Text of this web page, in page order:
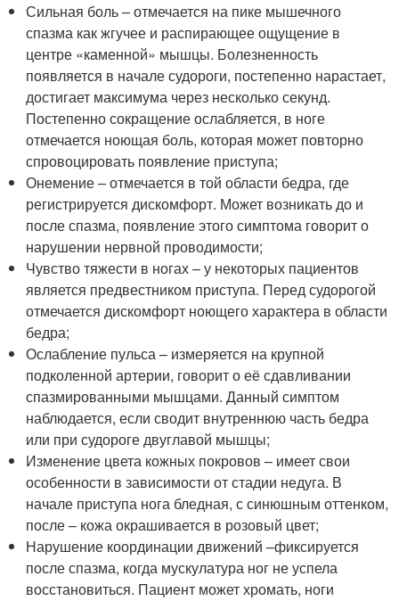
Сильная боль – отмечается на пике мышечного
спазма как жгучее и распирающее ощущение в
центре «каменной» мышцы. Болезненность
появляется в начале судороги, постепенно нарастает,
достигает максимума через несколько секунд.
Постепенно сокращение ослабляется, в ноге
отмечается ноющая боль, которая может повторно
спровоцировать появление приступа;
Онемение – отмечается в той области бедра, где
регистрируется дискомфорт. Может возникать до и
после спазма, появление этого симптома говорит о
нарушении нервной проводимости;
Чувство тяжести в ногах – у некоторых пациентов
является предвестником приступа. Перед судорогой
отмечается дискомфорт ноющего характера в области
бедра;
Ослабление пульса – измеряется на крупной
подколенной артерии, говорит о её сдавливании
спазмированными мышцами. Данный симптом
наблюдается, если сводит внутреннюю часть бедра
или при судороге двуглавой мышцы;
Изменение цвета кожных покровов – имеет свои
особенности в зависимости от стадии недуга. В
начале приступа нога бледная, с синюшным оттенком,
после – кожа окрашивается в розовый цвет;
Нарушение координации движений –фиксируется
после спазма, когда мускулатура ног не успела
восстановиться. Пациент может хромать, ноги